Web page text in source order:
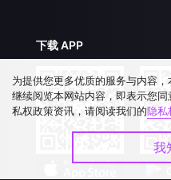
下载 APP
为提供您更多优质的服务与内容
继续阅览本网站内容，即表示您
私权政策资讯，请阅读我们的隐私
我